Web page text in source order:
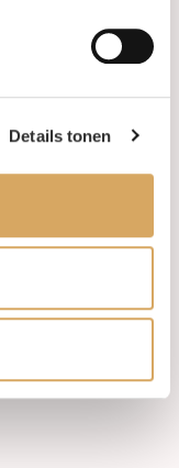
Details tonen